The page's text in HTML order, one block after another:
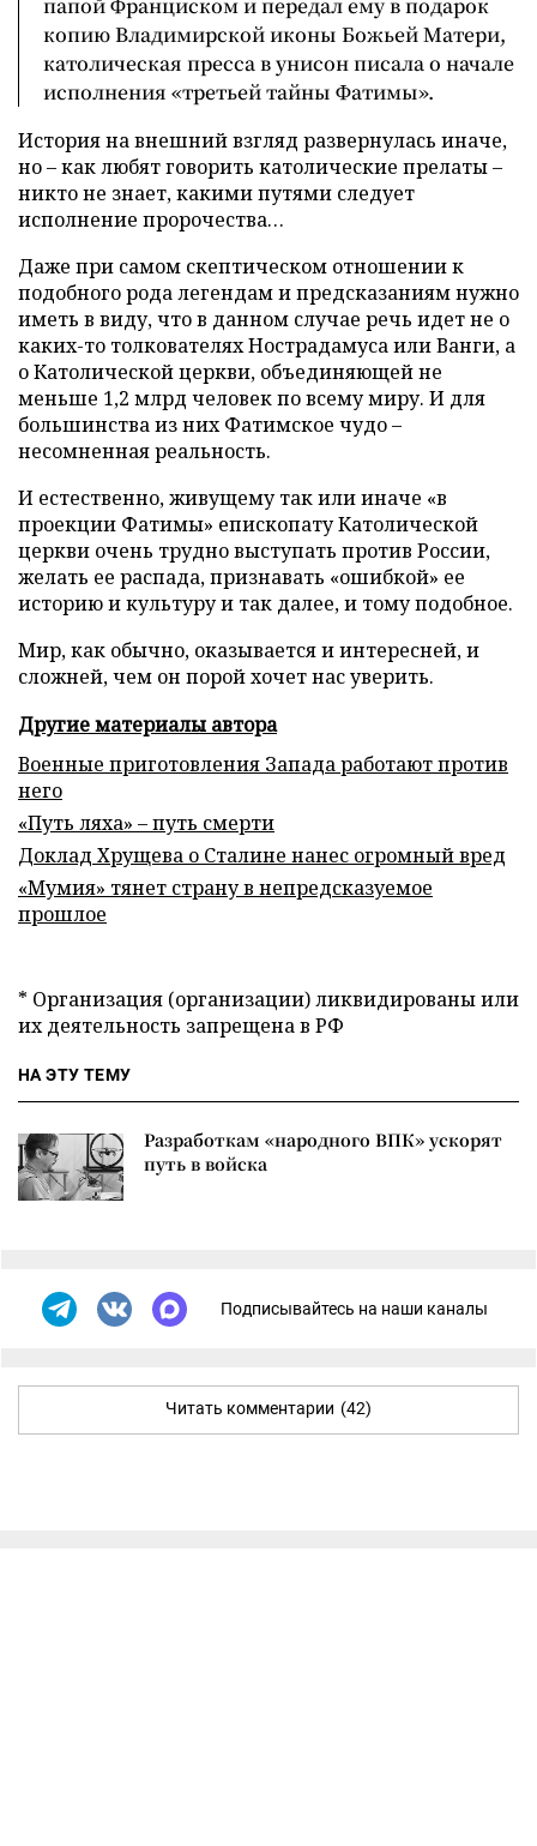
копию Владимирской иконы Божьей Матери,
католическая пресса в унисон писала о начале
исполнения «третьей тайны Фатимы».
История на внешний взгляд развернулась иначе,
но – как любят говорить католические прелаты –
никто не знает, какими путями следует
исполнение пророчества…
Даже при самом скептическом отношении к
подобного рода легендам и предсказаниям нужно
иметь в виду, что в данном случае речь идет не о
каких-то толкователях Нострадамуса или Ванги, а
о Католической церкви, объединяющей не
меньше 1,2 млрд человек по всему миру. И для
большинства из них Фатимское чудо –
несомненная реальность.
И естественно, живущему так или иначе «в
проекции Фатимы» епископату Католической
церкви очень трудно выступать против России,
желать ее распада, признавать «ошибкой» ее
историю и культуру и так далее, и тому подобное.
Мир, как обычно, оказывается и интересней, и
сложней, чем он порой хочет нас уверить.
Другие материалы автора
Военные приготовления Запада работают против
него
«Путь ляха» – путь смерти
Доклад Хрущева о Сталине нанес огромный вред
«Мумия» тянет страну в непредсказуемое
прошлое
* Организация (организации) ликвидированы или
их деятельность запрещена в РФ
НА ЭТУ ТЕМУ
Разработкам «народного ВПК» ускорят
путь в войска
Подписывайтесь на наши каналы
Читать комментарии (42)